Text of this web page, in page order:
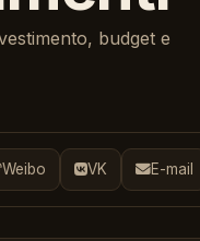
budget e
Weibo VK E-mail